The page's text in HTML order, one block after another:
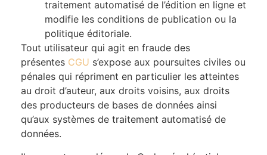
traitement automatisé de l’édition en ligne et
modifie les conditions de publication ou la
politique éditoriale.
Tout utilisateur qui agit en fraude des
présentes CGU s’expose aux poursuites civiles ou
pénales qui répriment en particulier les atteintes
au droit d’auteur, aux droits voisins, aux droits
des producteurs de bases de données ainsi
qu’aux systèmes de traitement automatisé de
données.